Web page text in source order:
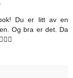
Du er litt av en
Og bra er det. Da